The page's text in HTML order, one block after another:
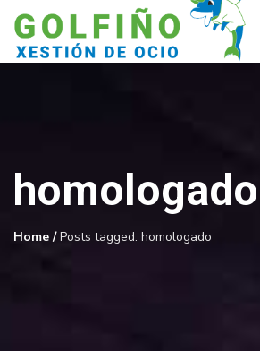
homologado
Home /Posts tagged: homologado